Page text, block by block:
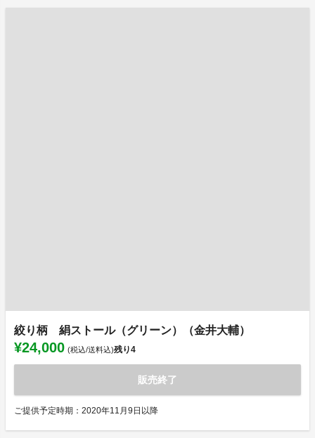
絞り柄 絹ストール（グリーン）（金井大輔）
¥24,000 (税込/送料込)残り4
販売終了
ご提供予定時期：2020年11月9日以降